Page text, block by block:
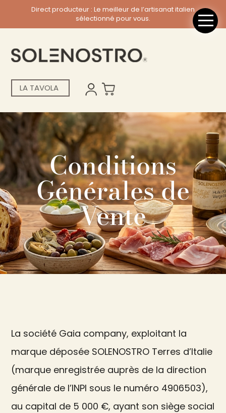
Direct producteur : Le meilleur de l’artisanat italien
sélectionné pour vous.
LA TAVOLA
Conditions
Générales de
Vente
La société Gaia company, exploitant la
marque déposée SOLENOSTRO Terres d’Italie
(marque enregistrée auprès de la direction
générale de l’INPI sous le numéro 4906503),
au capital de 5 000 €, ayant son siège social